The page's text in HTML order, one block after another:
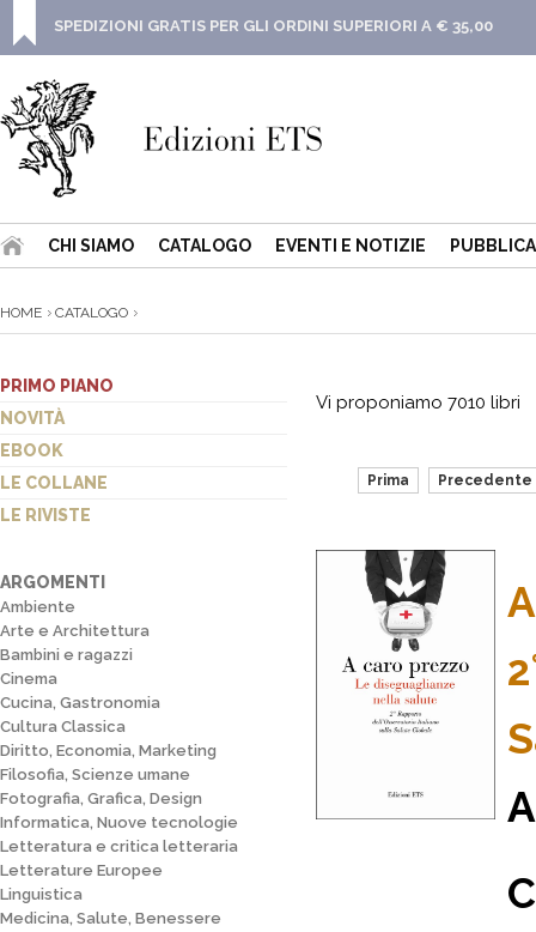
SPEDIZIONI GRATIS PER GLI ORDINI SUPERIORI A € 35,00
CHI SIAMO CATALOGO EVENTI E NOTIZIE
HOME CATALOGO
PRIMO PIANO
NOVITÀ
EBOOK
LE COLLANE
LE RIVISTE
ARGOMENTI
Ambiente
Arte e Architettura
Bambini e ragazzi
Cinema
Cucina, Gastronomia
Cultura Classica
Diritto, Economia, Marketing
Filosofia, Scienze umane
Fotografia, Grafica, Design
Informatica, Nuove tecnologie
Letteratura e critica letteraria
Letterature Europee
Linguistica
Medicina, Salute, Benessere
Vi proponiamo 7010 libri
Prima Precedente